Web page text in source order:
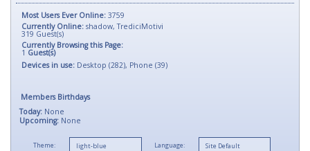
Most Users Ever Online: 3759
Currently Online: shadow,TrediciMotivi
319 Guest(s)
Currently Browsing this Page:
1 Guest(s)
Devices in use: Desktop (282), Phone (39)
Members Birthdays
Today: None
Upcoming: None
Theme: Language: